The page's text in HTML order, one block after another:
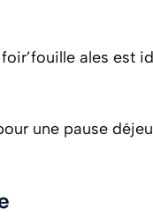
foir’fouille ales est
une pause